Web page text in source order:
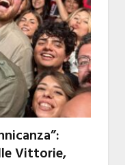
Vittorie,